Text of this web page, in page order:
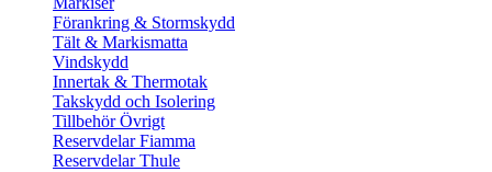
Förankring & Stormskydd
Tält & Markismatta
Vindskydd
Innertak & Thermotak
Takskydd och Isolering
Tillbehör Övrigt
Reservdelar Fiamma
Reservdelar Thule